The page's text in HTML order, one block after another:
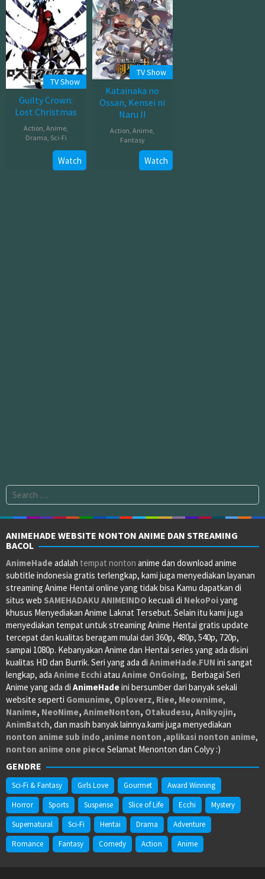
TV Show
Guilty Crown:
Lost Christmas
Action,Anime,
Drama, Sci-Fi
26,
Watch
TV Show
Katainaka no
Ossan, Kensei ni
Naru II
Action ,Anime
Fantasy
08,
Watch
Search
for:
ANIMEHADE WEBSITE NONTON ANIME DAN STREAMING
BACOL
AnimeHadeadalah tempat nonton anime dan download anime
subtitle indonesia gratis terlengkap, kami juga menyediakan layanan
streaming Anime Hentai online yang tidak bisa Kamu dapatkan di
situs web SAMEHADAKU ANIMEINDO kecuali di NekoPoiyang
khusus Menyediakan Anime Laknat Tersebut. Selain itu kami juga
menyediakan tempat untuk streaming Anime Hentai gratis update
tercepat dan kualitas beragam mulai dari 360p, 480p, 540p, 720p,
sampai 1080p. Kebanyakan Anime dan Hentai series yang ada disini
kualitas HD dan Burrik. Seri yang ada di AnimeHade.FUN ini sangat
lengkap, ada Anime Ecchiatau Anime OnGoing, Berbagai Seri
Anime yang ada di AnimeHadeini bersumber dari banyak sekali
website seperti Gomunime, Oploverz, Riee, Meownime,
Nanime, NeoNime, AnimeNonton, Otakudesu, Anikyojin,
AnimBatch, dan masih banyak lainnya.kami juga menyediakan
nonton anime sub indo ,anime nonton ,aplikasi nonton anime,
nonton anime one pieceSelamat Menonton dan Colyy :)
GENDRE
Sci-Fi & Fantasy Girls Love Gourmet
Award Winning
Horror
Sports Suspense Slice of Life Ecchi
Mystery
Supernatural
Sci-Fi Hentai Drama
Adventure
Romance
Fantasy Comedy Action Anime